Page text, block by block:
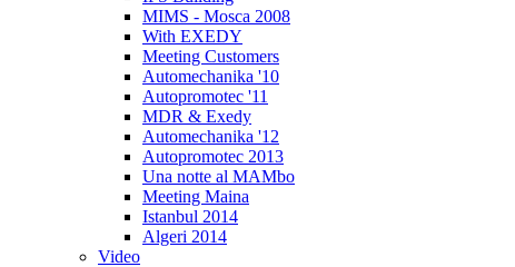
MIMS - Mosca 2008
With EXEDY
Meeting Customers
Automechanika '10
Autopromotec '11
MDR & Exedy
Automechanika '12
Autopromotec 2013
Una notte al MAMbo
Meeting Maina
Istanbul 2014
Algeri 2014
Video